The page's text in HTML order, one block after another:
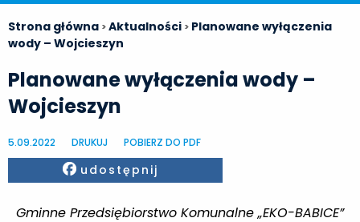
Strona główna >Aktualności > Planowane wyłączenia
wody – Wojcieszyn
Planowane wyłączenia wody –
Wojcieszyn
5.09.2022 DRUKUJ POBIERZ DO PDF
Facebook
udostępnij
Gminne Przedsiębiorstwo Komunalne „EKO-BABICE”